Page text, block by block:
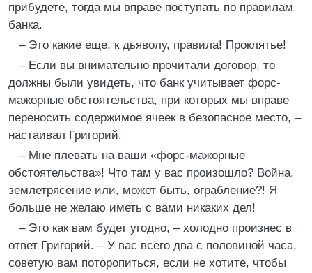
прибудете, тогда мы вправе поступать по правилам
банка.
– Это какие еще, к дьяволу, правила! Проклятье!
– Если вы внимательно прочитали договор, то
должны были увидеть, что банк учитывает форс-
мажорные обстоятельства, при которых мы вправе
переносить содержимое ячеек в безопасное место, –
настаивал Григорий.
– Мне плевать на ваши «форс-мажорные
обстоятельства»! Что там у вас произошло? Война,
землетрясение или, может быть, ограбление?! Я
больше не желаю иметь с вами никаких дел!
– Это как вам будет угодно, – холодно произнес в
ответ Григорий. – У вас всего два с половиной часа,
советую вам поторопиться, если не хотите, чтобы